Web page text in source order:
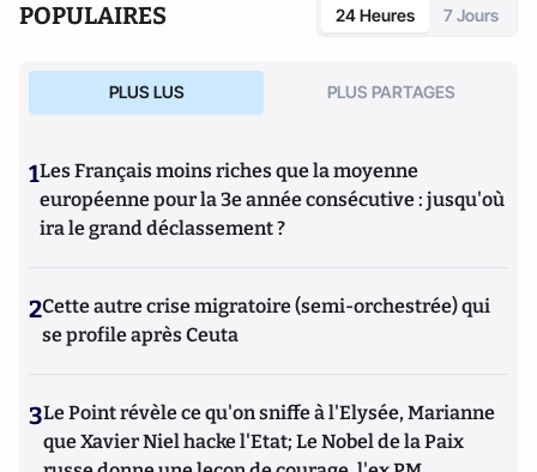
POPULAIRES 24 Heures 7 Jours
PLUS LUS PLUS PARTAGES
1Les Français moins riches que la moyenne
européenne pour la 3e année consécutive : jusqu'où
ira le grand déclassement ?
2Cette autre crise migratoire (semi-orchestrée) qui
se profile après Ceuta
3Le Point révèle ce qu'on sniffe à l'Elysée, Marianne
que Xavier Niel hacke l'Etat; Le Nobel de la Paix